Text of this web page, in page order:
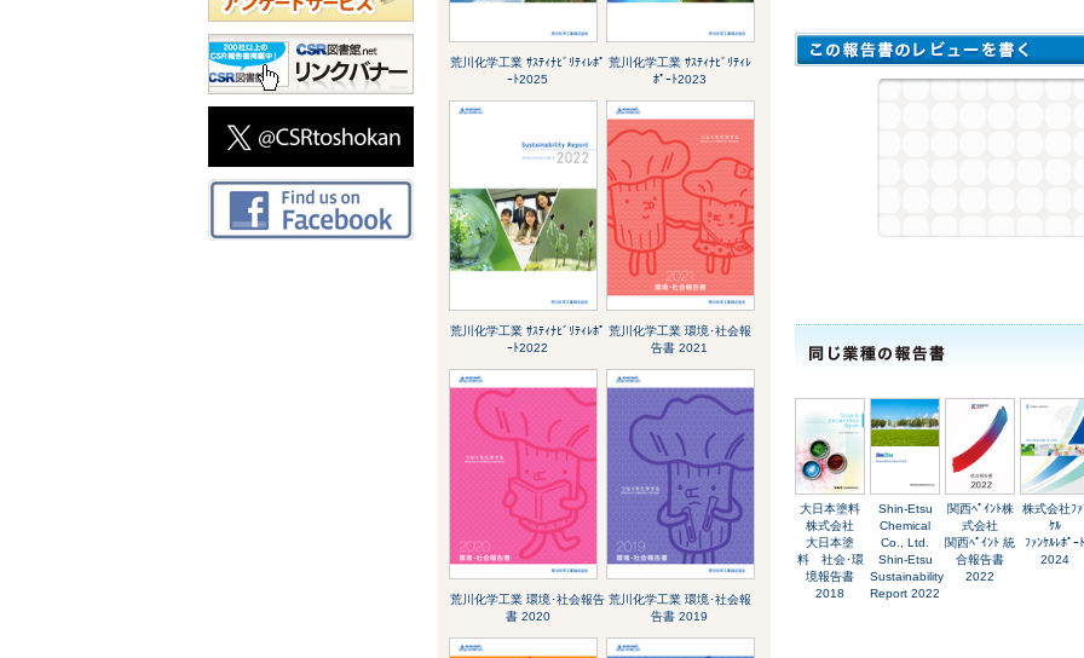
荒川化学工業 ｻｽﾃｨﾅﾋﾞﾘﾃｨﾚﾎﾟ
ｰﾄ2025
荒川化学工業 ｻｽﾃｨﾅﾋﾞﾘﾃｨﾚ
ﾎﾟｰﾄ2023
荒川化学工業 ｻｽﾃｨﾅﾋﾞﾘﾃｨﾚﾎﾟ
ｰﾄ2022
荒川化学工業 環境･社会報
告書 2021
荒川化学工業 環境･社会報告
書 2020
荒川化学工業 環境･社会報
告書 2019
大日本塗料
株式会社
大日本塗
料 社会･環
境報告書
2018
Shin-Etsu
Chemical
Co., Ltd.
Shin-Etsu
Sustainability
Report 2022
関西ﾍﾟｲﾝﾄ株
式会社
関西ﾍﾟｲﾝﾄ 統
合報告書
2022
株式会社ﾌｧ
ｹﾙ
ﾌｧﾝｹﾙﾚﾎﾟｰﾄ
2024